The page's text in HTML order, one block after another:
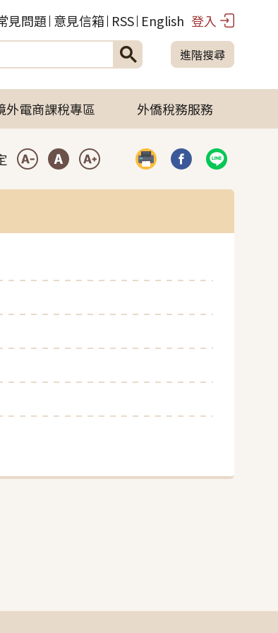
見問題 意見信箱 RSS English 登入
進階搜尋
外電商課稅專區 外僑稅務服務
小型字中型字大型字 列印 分享到臉書(開啟
分享到